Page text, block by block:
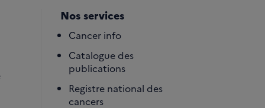
Nos services
Cancer info
Catalogue des
publications
Registre national des
cancers